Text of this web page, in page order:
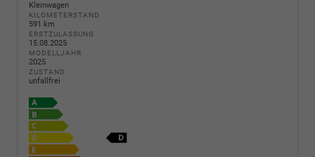
Kleinwagen
KILOMETERSTAND
591 km
ERSTZULASSUNG
15.08.2025
MODELLJAHR
2025
ZUSTAND
unfallfrei